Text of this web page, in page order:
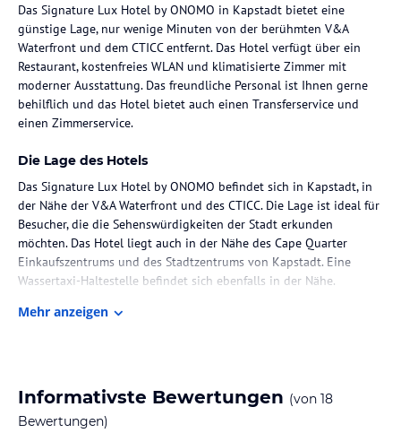
Das Signature Lux Hotel by ONOMO in Kapstadt bietet eine
günstige Lage, nur wenige Minuten von der berühmten V&A
Waterfront und dem CTICC entfernt. Das Hotel verfügt über ein
Restaurant, kostenfreies WLAN und klimatisierte Zimmer mit
moderner Ausstattung. Das freundliche Personal ist Ihnen gerne
behilflich und das Hotel bietet auch einen Transferservice und
einen Zimmerservice.
Die Lage des Hotels
Das Signature Lux Hotel by ONOMO befindet sich in Kapstadt, in
der Nähe der V&A Waterfront und des CTICC. Die Lage ist ideal für
Besucher, die die Sehenswürdigkeiten der Stadt erkunden
möchten. Das Hotel liegt auch in der Nähe des Cape Quarter
Einkaufszentrums und des Stadtzentrums von Kapstadt. Eine
Wassertaxi-Haltestelle befindet sich ebenfalls in der Nähe.
Zimmer / Unterbringung im Hotel
Badezimmer ist mit einer Dusche ausgestattet. Tee- und
Kaffeezubehör steht auf jeder Etage bereit.
Mehr anzeigen
Informativste Bewertungen (von 18
Bewertungen)